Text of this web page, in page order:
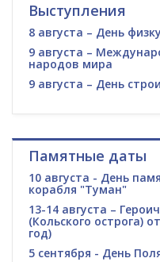
Выступления
8 августа – День
9 августа –
народов мира
9 августа – День
Памятные даты
10 августа - День
корабля "Туман"
13-14 августа –
(Кольского острога)
год)
5 сентября - День